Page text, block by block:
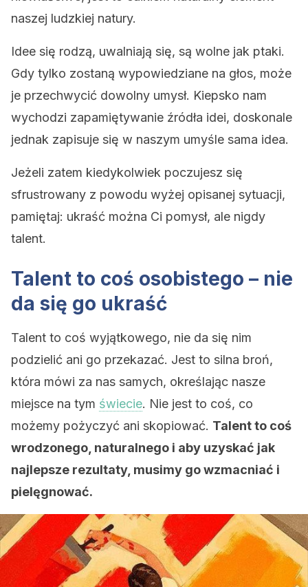
naszej ludzkiej natury.
Idee się rodzą, uwalniają się, są wolne jak ptaki.
Gdy tylko zostaną wypowiedziane na głos, może
je przechwycić dowolny umysł. Kiepsko nam
wychodzi zapamiętywanie źródła idei, doskonale
jednak zapisuje się w naszym umyśle sama idea.
Jeżeli zatem kiedykolwiek poczujesz się
sfrustrowany z powodu wyżej opisanej sytuacji,
pamiętaj: ukraść można Ci pomysł, ale nigdy
talent.
Talent to coś osobistego – nie
da się go ukraść
Talent to coś wyjątkowego, nie da się nim
podzielić ani go przekazać. Jest to silna broń,
która mówi za nas samych, określając nasze
miejsce na tym świecie. Nie jest to coś, co
możemy pożyczyć ani skopiować. Talent to coś
wrodzonego, naturalnego i aby uzyskać jak
najlepsze rezultaty, musimy go wzmacniać i
pielęgnować.